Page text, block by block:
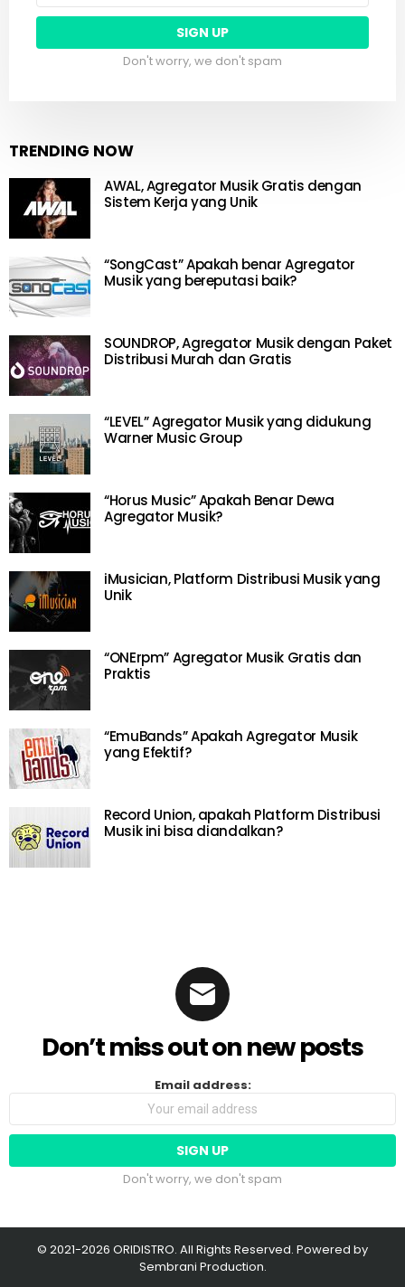
Don't worry, we don't spam
TRENDING NOW
AWAL, Agregator Musik Gratis dengan
Sistem Kerja yang Unik
“SongCast” Apakah benar Agregator
Musik yang bereputasi baik?
SOUNDROP, Agregator Musik dengan Paket
Distribusi Murah dan Gratis
“LEVEL” Agregator Musik yang didukung
Warner Music Group
“Horus Music” Apakah Benar Dewa
Agregator Musik?
iMusician, Platform Distribusi Musik yang
Unik
“ONErpm” Agregator Musik Gratis dan
Praktis
“EmuBands” Apakah Agregator Musik
yang Efektif?
Record Union, apakah Platform Distribusi
Musik ini bisa diandalkan?
Don’t miss out on new posts
Email address:
Don't worry, we don't spam
© 2021-2026 ORIDISTRO. All Rights Reserved. Powered by
Sembrani Production.